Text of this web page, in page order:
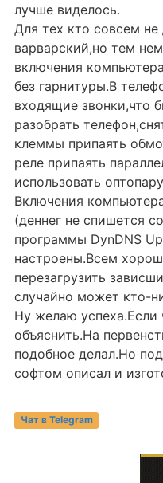
лучше виделось.
Для тех кто совсем
варварский,но тем
включения
без гарнитуры.В
входящие звонки,что
разобрать
клеммы припаять
реле припаять
использовать
Включения
(деннег не спишется
программы DynDNS
настроены.Всем
перезагрузить
случайно может кто-
Ну желаю успеха.Если
объяснить.На
подобное делал.Но
софтом описал и
Чат в Telegram